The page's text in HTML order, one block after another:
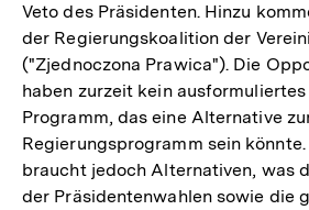
Veto des Präsidenten. Hinzu
der Regierungskoalition der
("Zjednoczona Prawica"). Die
haben zurzeit kein
Programm, das eine Alternative
Regierungsprogramm sein
braucht jedoch Alternativen, was
der Präsidentenwahlen sowie die